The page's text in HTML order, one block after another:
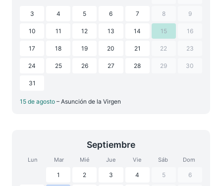
3 4 5 6 7 8 9
10 11 12 13 14 15 16
17 18 19 20 21 22 23
24 25 26 27 28 29 30
31
15 de agosto – Asunción de la Virgen
Septiembre
Lun Mar Mié Jue Vie Sáb Dom
1 2 3 4 5 6